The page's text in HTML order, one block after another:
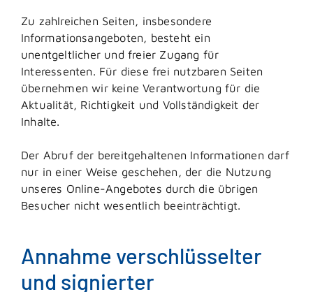
Zu zahlreichen Seiten, insbesondere
Informationsangeboten, besteht ein
unentgeltlicher und freier Zugang für
Interessenten. Für diese frei nutzbaren Seiten
übernehmen wir keine Verantwortung für die
Aktualität, Richtigkeit und Vollständigkeit der
Inhalte.
Der Abruf der bereitgehaltenen Informationen darf
nur in einer Weise geschehen, der die Nutzung
unseres Online-Angebotes durch die übrigen
Besucher nicht wesentlich beeinträchtigt.
Annahme verschlüsselter
und signierter